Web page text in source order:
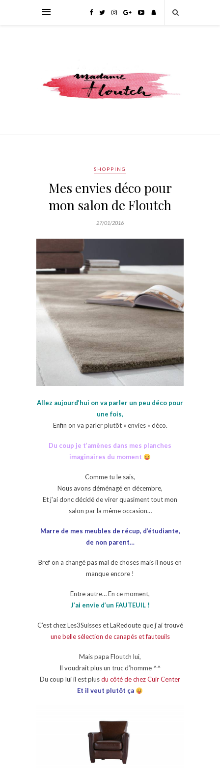
SHOPPING
Mes envies déco pour
mon salon de Floutch
27/01/2016
Allez aujourd’hui on va parler un peu déco pour
une fois,
Enfin on va parler plutôt « envies » déco.
Du coup je t’amènes dans mes planches
imaginaires du moment
Comme tu le sais,
Nous avons déménagé en décembre,
Et j’ai donc décidé de virer quasiment tout mon
salon par la même occasion…
Marre de mes meubles de récup, d’étudiante,
de non parent…
Bref on a changé pas mal de choses mais il nous en
manque encore !
Entre autre… En ce moment,
J’ai envie d’un FAUTEUIL !
C’est chez Les3Suisses et LaRedoute que j’ai trouvé
une belle sélection de canapés et fauteuils
Mais papa Floutch lui,
Il voudrait plus un truc d’homme ^^
Du coup lui il est plusdu côté de chez Cuir Center
Et il veut plutôt ça